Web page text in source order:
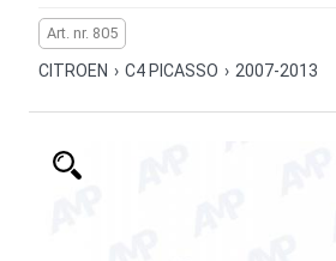
Art. nr. 805
CITROEN › C4 PICASSO › 2007-2013